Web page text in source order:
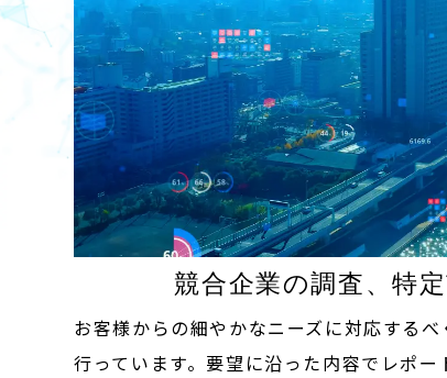
競合企業の調査、特
お客様からの細やかなニーズに対応する
行っています。要望に沿った内容でレポ